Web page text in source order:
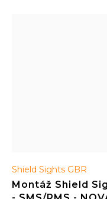
Shield Sights GBR
Montáž Shield